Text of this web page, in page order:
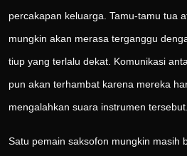
percakapan keluarga. Tamu-tamu tua
mungkin akan merasa terganggu
tiup yang terlalu dekat. Komunikasi
pun akan terhambat karena mereka
mengalahkan suara instrumen tersebut.
Satu pemain saksofon mungkin masih